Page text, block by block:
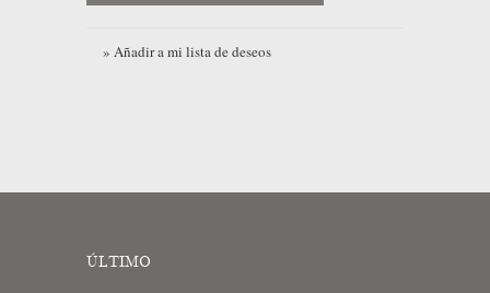
» Añadir a mi lista de deseos
ÚLTIMO